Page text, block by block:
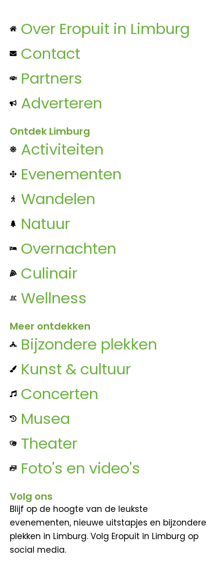
Over Eropuit in Limburg
Contact
Partners
Adverteren
Ontdek Limburg
Activiteiten
Evenementen
Wandelen
Natuur
Overnachten
Culinair
Wellness
Meer ontdekken
Bijzondere plekken
Kunst & cultuur
Concerten
Musea
Theater
Foto's en video's
Volg ons
Blijf op de hoogte van de leukste
evenementen, nieuwe uitstapjes en bijzondere
plekken in Limburg. Volg Eropuit in Limburg op
social media.